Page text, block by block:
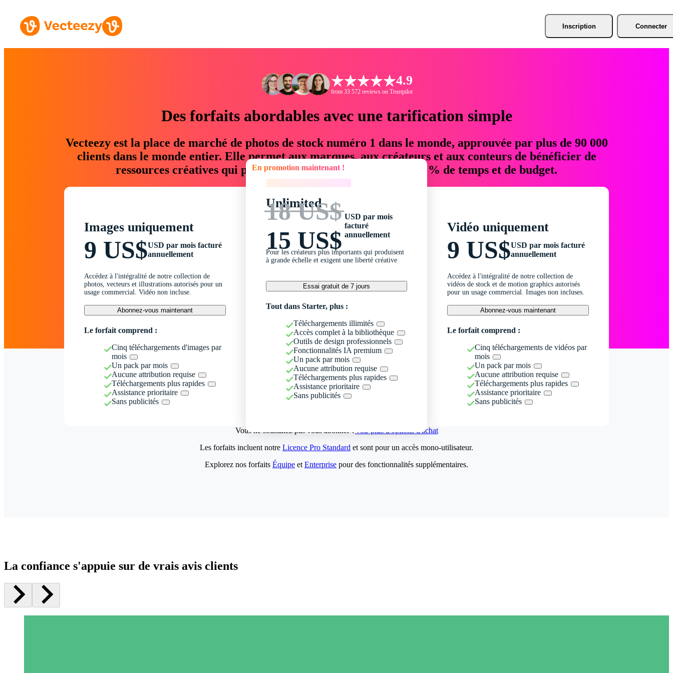
Inscription Connecter
4.9
from 33 572 reviews on Trustpilot
Des forfaits abordables avec une tarification simple
Vecteezy est la place de marché de photos de stock numéro 1 dans le monde, approuvée par plus de 90 000
clients dans le monde entier. Elle permet aux marques, aux créateurs et aux conteurs de bénéficier de
ressources créatives qui permettent d'économiser jusqu'à 76 % de temps et de budget.
Images uniquement
9 US$USD par mois facturé
annuellement
Accédez à l'intégralité de notre collection de
photos, vecteurs et illustrations autorisés pour un
usage commercial. Vidéo non incluse.
Abonnez-vous maintenant
Le forfait comprend :
Cinq téléchargements d'images par
mois
Un pack par mois
Aucune attribution requise
Téléchargements plus rapides
Assistance prioritaire
Sans publicités
En promotion maintenant !
Unlimited
18 US$
15 US$
USD par mois
facturé
annuellement
Pour les créateurs plus importants qui produisent
à grande échelle et exigent une liberté créative
Essai gratuit de 7 jours
Tout dans Starter, plus :
Téléchargements illimités
Accès complet à la bibliothèque
Outils de design professionnels
Fonctionnalités IA premium
Un pack par mois
Aucune attribution requise
Téléchargements plus rapides
Assistance prioritaire
Sans publicités
Vidéo uniquement
9 US$USD par mois facturé
annuellement
Accédez à l'intégralité de notre collection de
vidéos de stock et de motion graphics autorisés
pour un usage commercial. Images non incluses.
Abonnez-vous maintenant
Le forfait comprend :
Cinq téléchargements de vidéos par
mois
Un pack par mois
Aucune attribution requise
Téléchargements plus rapides
Assistance prioritaire
Sans publicités
Vous ne souhaitez pas vous abonner ?Voir plus d'options d'achat
Les forfaits incluent notre Licence Pro Standard et sont pour un accès mono-utilisateur.
Explorez nos forfaits Équipe et Enterprise pour des fonctionnalités supplémentaires.
La confiance s'appuie sur de vrais avis clients